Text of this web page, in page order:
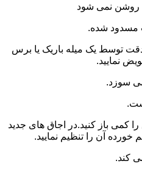
مسدود شده.
توسط یک میله باریک یا برس
نمایید.
کمی باز کنید.در اجاق های جدید
خورده آن را تنظیم نمایید.